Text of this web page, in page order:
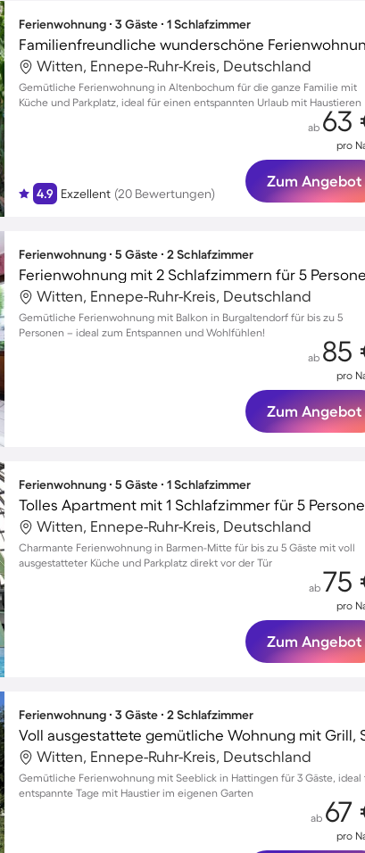
Ferienwohnung ∙ 3 Gäste ∙ 1 Schlafzimmer
Witten, Ennepe-Ruhr-Kreis, Deutschland
Gemütliche Ferienwohnung in Altenbochum für die ganze Familie mit
Küche und Parkplatz, ideal für einen entspannten Urlaub mit Haustieren
4.9 Exzellent (20 Bewertungen)
ab 63
pro
Zum Angebot
Ferienwohnung ∙ 5 Gäste ∙ 2 Schlafzimmer
Ferienwohnung mit 2 Schlafzimmern für 5
Witten, Ennepe-Ruhr-Kreis, Deutschland
Gemütliche Ferienwohnung mit Balkon in Burgaltendorf für bis zu 5
Personen – ideal zum Entspannen und Wohlfühlen!
ab 85
pro
Zum Angebot
Ferienwohnung ∙ 5 Gäste ∙ 1 Schlafzimmer
Tolles Apartment mit 1 Schlafzimmer für 5
Witten, Ennepe-Ruhr-Kreis, Deutschland
Charmante Ferienwohnung in Barmen-Mitte für bis zu 5 Gäste mit voll
ausgestatteter Küche und Parkplatz direkt vor der Tür
ab 75
pro
Zum Angebot
Ferienwohnung ∙ 3 Gäste ∙ 2 Schlafzimmer
Witten, Ennepe-Ruhr-Kreis, Deutschland
Gemütliche Ferienwohnung mit Seeblick in Hattingen für 3 Gäste, ideal
entspannte Tage mit Haustier im eigenen Garten
ab 67
pro